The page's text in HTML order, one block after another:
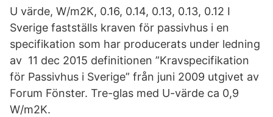
U värde, W/m2K, 0.16, 0.14, 0.13, 0.13, 0.12 I
Sverige fastställs kraven för passivhus i en
specifikation som har producerats under ledning
av 11 dec 2015 definitionen ”Kravspecifikation
för Passivhus i Sverige” från juni 2009 utgivet av
Forum Fönster. Tre-glas med U-värde ca 0,9
W/m2K.